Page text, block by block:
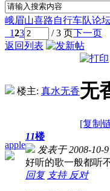
峨眉山喜路自行车队论
123 / 3 页下一页
返回列表
楼主: 真水无香无
[复制
apple
11楼
发表于 2008-10-
好听的歌一般都听
回复 支持 反对